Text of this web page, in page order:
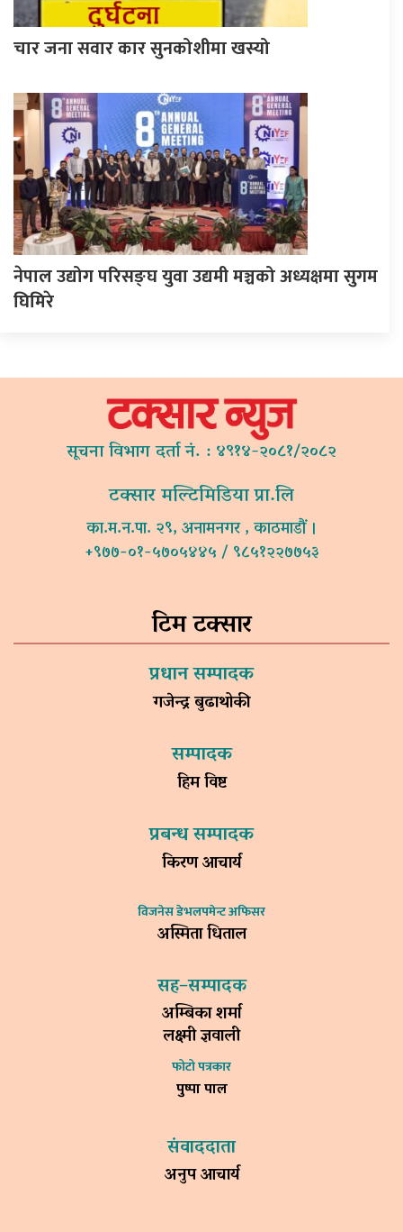
चार जना सवार कार सुनकोशीमा खस्यो
नेपाल उद्योग परिसङ्घ युवा उद्यमी मञ्चको अध्यक्षमा सुगम
घिमिरे
सूचना विभाग दर्ता नं. : ४९१४-२०८१/२०८२
टक्सार मल्टिमिडिया प्रा.लि
का.म.न.पा. २९, अनामनगर , काठमाडौं ।
+९७७-०१-५७०५४४५ / ९८५१२२७७५३
टिम टक्सार
प्रधान सम्पादक
गजेन्द्र बुढाथोकी
सम्पादक
हिम विष्ट
प्रबन्ध सम्पादक
किरण आचार्य
विजनेस डेभलपमेन्ट अफिसर
अस्मिता धिताल
सह–सम्पादक
अम्बिका शर्मा
लक्ष्मी ज्ञवाली
फोटो पत्रकार
पुष्पा पाल
संवाददाता
अनुप आचार्य